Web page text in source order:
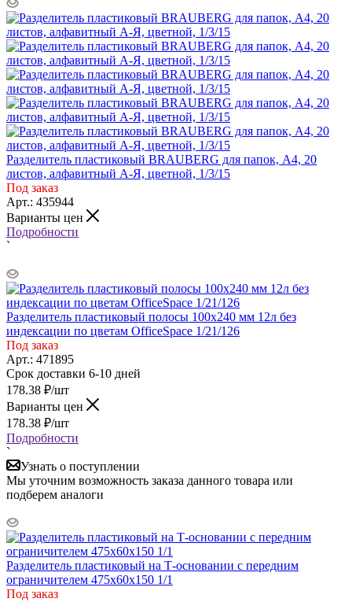
Разделитель пластиковый BRAUBERG для папок, А4, 20
листов, алфавитный А-Я, цветной, 1/3/15
Под заказ
Арт.: 435944
Варианты цен
Подробности
`
Разделитель пластиковый полосы 100х240 мм 12л без
индексации по цветам OfficeSpace 1/21/126
Под заказ
Арт.: 471895
Срок доставки 6-10 дней
178.38 ₽/шт
Варианты цен
178.38 ₽/шт
Подробности
`
Узнать о поступлении
Мы уточним возможность заказа данного товара или
подберем аналоги
Разделитель пластиковый на Т-основании с передним
ограничителем 475х60х150 1/1
Под заказ